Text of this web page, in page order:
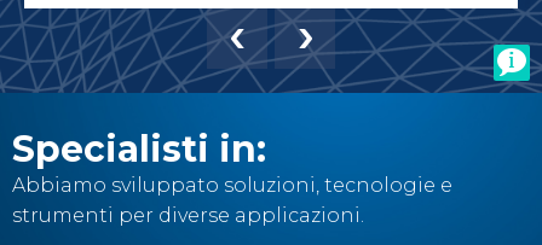
Specialisti in:
Abbiamo sviluppato soluzioni, tecnologie e
strumenti per diverse applicazioni.